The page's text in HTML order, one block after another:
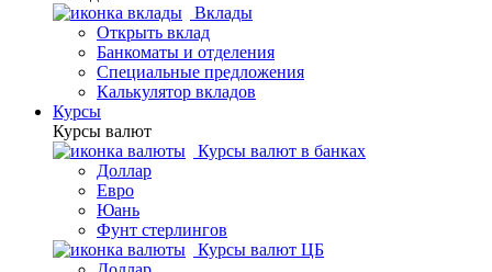
Вклады
Открыть вклад
Банкоматы и отделения
Специальные предложения
Калькулятор вкладов
Курсы
Курсы валют
Курсы валют в банках
Доллар
Евро
Юань
Фунт стерлингов
Курсы валют ЦБ